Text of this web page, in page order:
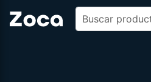
Buscar productos